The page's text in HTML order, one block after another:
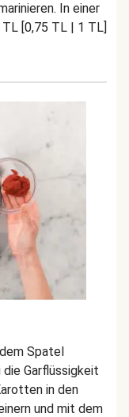
In einer
[0,75 TL | 1 TL]
Spatel
Garflüssigkeit
in den
und mit dem